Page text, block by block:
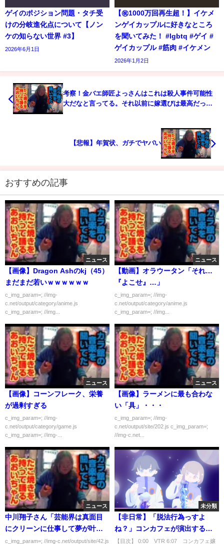
ゲイのポジション問題・タチ受
けの分岐進化点について【ノン
ケの知らない世界 #3】
2026年6月1日
【㊗️1000万回再生超！】イケメ
ンゲイカップルに好きなところ
を聞いてみた！ #lgbtq #ゲイ #
ゲイカップル #筋肉 #イケメン
2026年1月2日
考察！金バエ師匠よっさんはこれは殺人事件可能性
大だなと言ってる。それ以前に嫁選びは最高だった
出せよ。間に合うのか！金バエ結婚したくないの
か。もし亡くなくなるなら何を残したい？子供残し
【悲報】年賀状、ガチでヤバい
おすすめの記事
ニュース
【画像】Dragon Ashのkj（45）
まだまだ若いｗｗｗｗｗｗ
c_img_param=; //img-
c.net/output/category/anime.js
c_img_param=; //img...
ニュース
【動画】オラウータン「それ…
『よこせ』…」
c_img_param=; //img-
c.net/output/category/anime.js
c_img_param=; //img...
ニュース
【画像】コーンフレーク、栄養
が過剰すぎる
c_img_param=; //img-
c.net/output/category/game.js
c_img_param=; //img-...
ニュース
【画像】ラーメンに最も合わな
い「具」・・・
c_img_param=; //img-
c.net/output/site/202.js c_img_param=;
//img-c.net...
ニュース
中川翔子さん「芸能界は真面目
にクリーンに仕事して夢が叶う
世界！」
c_img_param=; //img-c.net/output/site/42.js
未分類
【非日常】「脱法行為っすよ
ね？」コンカフェが演出する異
次元の世界とは？居場所を安心
【目次】 0:00 VTR 6:07 コンカフェ嬢